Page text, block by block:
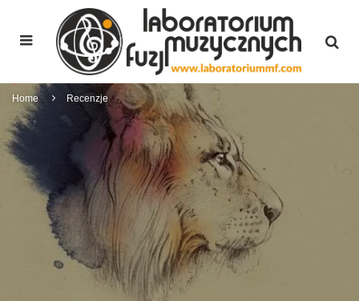
Home Recenzje